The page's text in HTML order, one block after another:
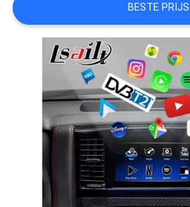
PRIVACY
POLICY
BESTE PRIJS